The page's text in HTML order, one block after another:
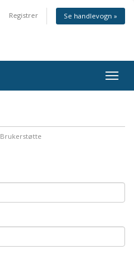
Registrer Se handlevogn »
Bytt
Brukerstøtte